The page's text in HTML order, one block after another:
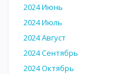
2024 Июнь
2024 Июль
2024 Август
2024 Сентябрь
2024 Октябрь